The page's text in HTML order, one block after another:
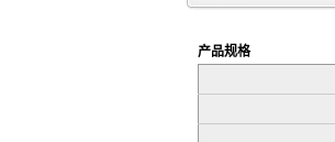
产品规格